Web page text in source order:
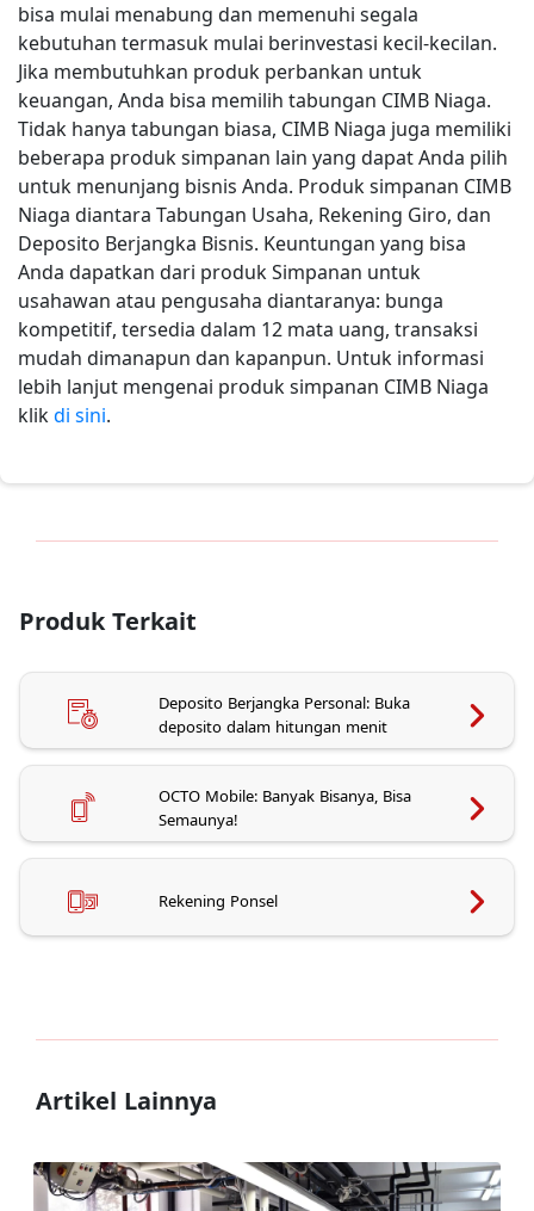
bisa mulai menabung dan memenuhi segala
kebutuhan termasuk mulai berinvestasi kecil-kecilan.
Jika membutuhkan produk perbankan untuk
keuangan, Anda bisa memilih tabungan CIMB Niaga.
Tidak hanya tabungan biasa, CIMB Niaga juga memiliki
beberapa produk simpanan lain yang dapat Anda pilih
untuk menunjang bisnis Anda. Produk simpanan CIMB
Niaga diantara Tabungan Usaha, Rekening Giro, dan
Deposito Berjangka Bisnis. Keuntungan yang bisa
Anda dapatkan dari produk Simpanan untuk
usahawan atau pengusaha diantaranya: bunga
kompetitif, tersedia dalam 12 mata uang, transaksi
mudah dimanapun dan kapanpun. Untuk informasi
lebih lanjut mengenai produk simpanan CIMB Niaga
klikdi sini.
Produk Terkait
Deposito Berjangka Personal: Buka
deposito dalam hitungan menit
OCTO Mobile: Banyak Bisanya, Bisa
Semaunya!
Rekening Ponsel
Artikel Lainnya